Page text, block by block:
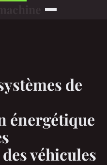
de
énergétique
véhicules